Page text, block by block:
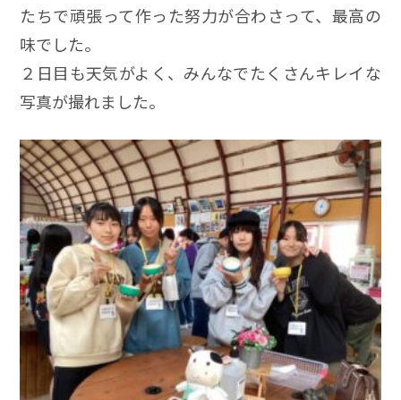
たちで頑張って作った努力が合わさって、最高の
味でした。
２日目も天気がよく、みんなでたくさんキレイな
写真が撮れました。